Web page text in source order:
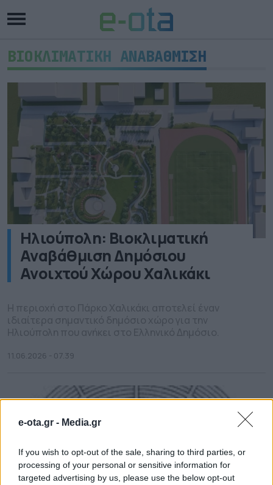
e-ota.gr - Media.gr
If you wish to opt-out of the sale, sharing to third parties, or
processing of your personal or sensitive information for
targeted advertising by us, please use the below opt-out
ΒΙΟΚΛΙΜΑΤΙΚΗ ΑΝΑΒΑΘΜΙΣΗ
Ηλιούπολη: Βιοκλιματική
Αναβάθμιση Δημόσιου
Ανοιχτού Χώρου Χαλικάκι
11.06.2026 - 07.39